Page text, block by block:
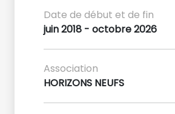
Date de début et de fin
juin 2018 - octobre 2026
Association
HORIZONS NEUFS